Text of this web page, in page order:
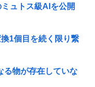
ュトス級AIを公開
1個目を続く限り繋
る物が存在していな